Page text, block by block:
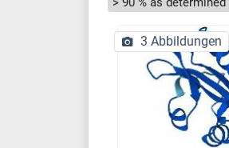
3 Abbildungen